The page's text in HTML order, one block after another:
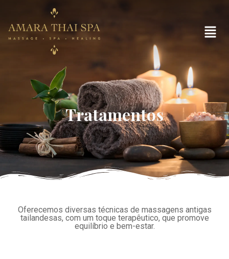
Tratamentos
Oferecemos diversas técnicas de massagens antigas
tailandesas, com um toque terapêutico, que promove
equilíbrio e bem-estar.